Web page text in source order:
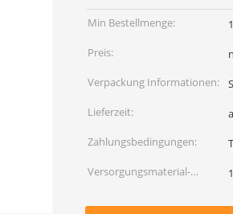
Min Bestellmenge:
Preis:
Verpackung Informationen:
Lieferzeit:
Zahlungsbedingungen:
Versorgungsmaterial-